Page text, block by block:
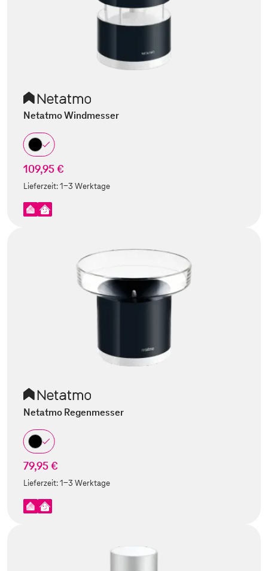
Netatmo Windmesser
109,95 €
Lieferzeit:1-3 Werktage
Netatmo Regenmesser
79,95 €
Lieferzeit:1-3 Werktage